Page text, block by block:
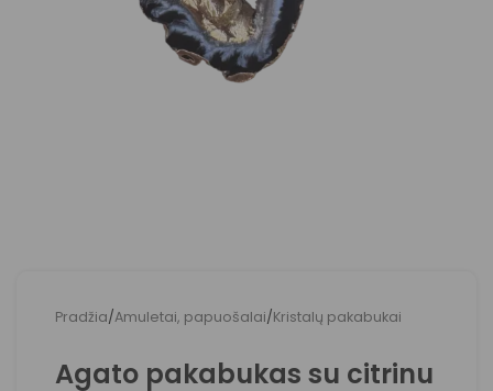
Pradžia/Amuletai, papuošalai/Kristalų pakabukai
Agato pakabukas su citrinu